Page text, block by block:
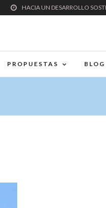
HACIA UN DESARROLLO
PROPUESTAS BLOG